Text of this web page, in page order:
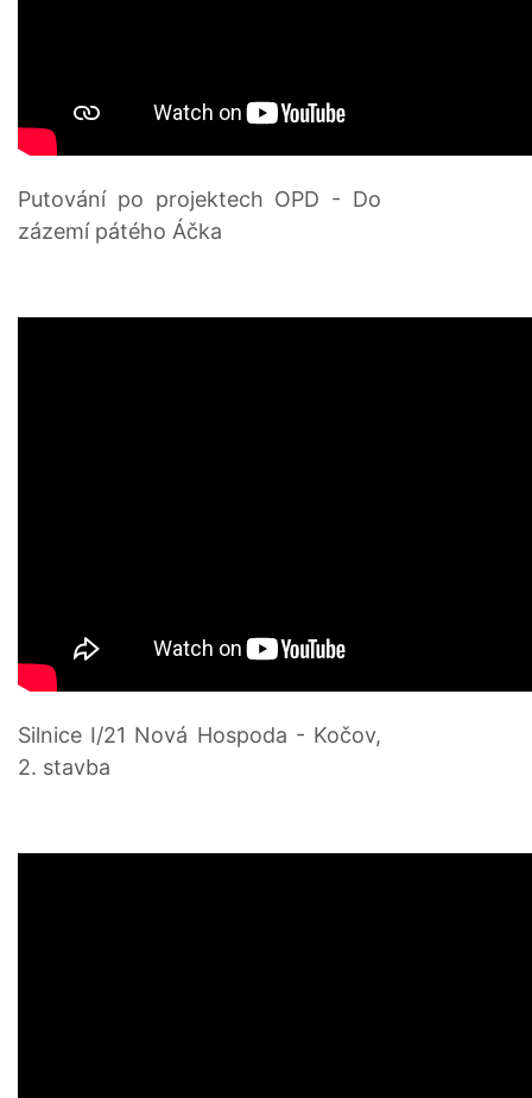
Putování po projektech OPD - Do
zázemí pátého Áčka
Silnice I/21 Nová Hospoda - Kočov,
2. stavba